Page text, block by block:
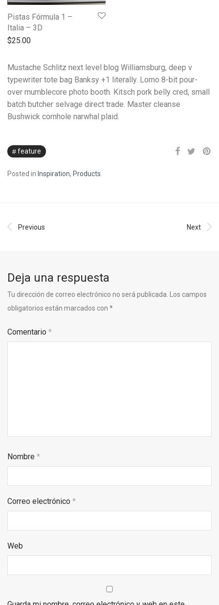
Pistas Fórmula 1 –
Italia – 3D
$25.00
Mustache Schlitz next level blog Williamsburg, deep v
typewriter tote bag Banksy +1 literally. Lomo 8-bit pour-
over mumblecore photo booth. Kitsch pork belly cred, small
batch butcher selvage direct trade. Master cleanse
Bushwick cornhole narwhal plaid.
feature
Posted in Inspiration, Products
Previous Next
Deja una respuesta
Tu dirección de correo electrónico no será publicada.
Los campos
obligatorios están marcados con *
Comentario *
Nombre *
Correo electrónico *
Web